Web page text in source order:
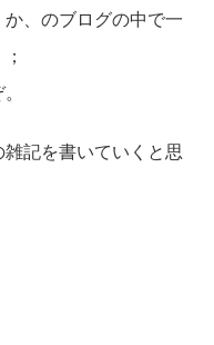
、のブログの中で一
記を書いていくと思